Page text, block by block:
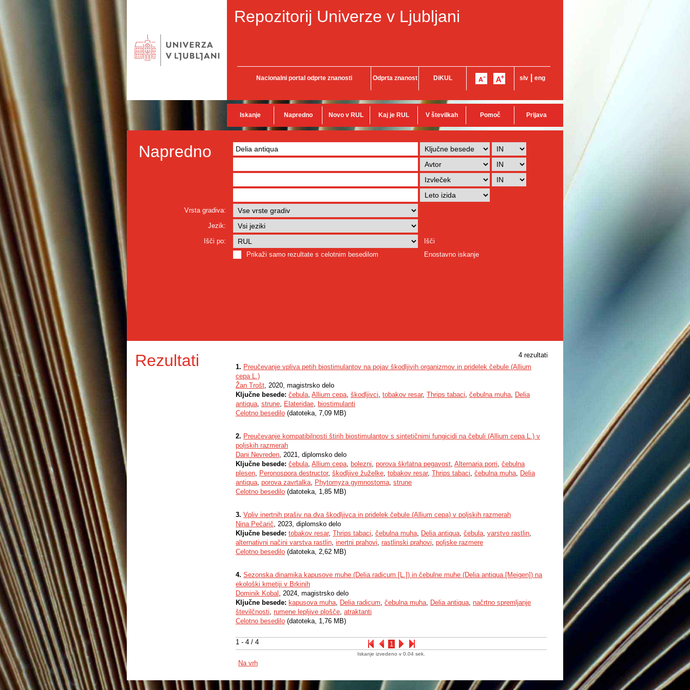
Repozitorij Univerze v Ljubljani
Nacionalni portal odprte znanosti Odprta znanost DiKUL slv eng
Iskanje Napredno Novo v RUL Kaj je RUL V številkah Pomoč Prijava
Napredno
Vrsta gradiva:
Jezik:
Išči po:
Išči
Prikaži samo rezultate s celotnim besedilom
Enostavno iskanje
Rezultati 4 rezultati
1 - 4 / 4 1
1. Preučevanje vpliva petih biostimulantov na pojav škodljivih organizmov in pridelek čebule (Allium
cepa L.)
Žan Trošt, 2020, magistrsko delo
Ključne besede: čebula, Allium cepa, škodljivci, tobakov resar, Thrips tabaci, čebulna muha, Delia
antiqua, strune, Elateridae, biostimulanti
Celotno besedilo (datoteka, 7,09 MB)
2. Preučevanje kompatibilnosti štirih biostimulantov s sintetičnimi fungicidi na čebuli (Allium cepa L.) v
poljskih razmerah
Dani Nevreden, 2021, diplomsko delo
Ključne besede: čebula, Allium cepa, bolezni, porova škrlatna pegavost, Alternaria porri, čebulna
plesen, Peronospora destructor, škodljive žuželke, tobakov resar, Thrips tabaci, čebulna muha, Delia
antiqua, porova zavrtalka, Phytomyza gymnostoma, strune
Celotno besedilo (datoteka, 1,85 MB)
3. Vpliv inertnih prašiv na dva škodljivca in pridelek čebule (Allium cepa) v poljskih razmerah
Nina Pečarič, 2023, diplomsko delo
Ključne besede: tobakov resar, Thrips tabaci, čebulna muha, Delia antiqua, čebula, varstvo rastlin,
alternativni načini varstva rastlin, inertni prahovi, rastlinski prahovi, poljske razmere
Celotno besedilo (datoteka, 2,62 MB)
4. Sezonska dinamika kapusove muhe (Delia radicum [L.]) in čebulne muhe (Delia antiqua [Meigen]) na
ekološki kmetiji v Brkinih
Dominik Kobal , 2024, magistrsko delo
Ključne besede: kapusova muha, Delia radicum, čebulna muha, Delia antiqua, načrtno spremljanje
številčnosti, rumene lepljive plošče, atraktanti
Celotno besedilo (datoteka, 1,76 MB)
Iskanje izvedeno v 0.04 sek.
Na vrh